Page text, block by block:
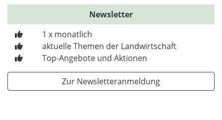
Newsletter
1 x monatlich
aktuelle Themen der Landwirtschaft
Top-Angebote und Aktionen
Zur Newsletteranmeldung